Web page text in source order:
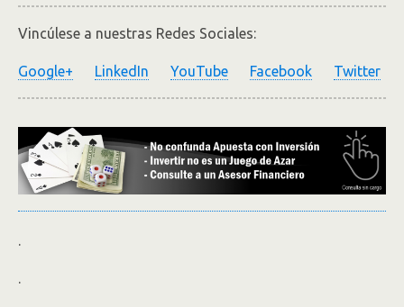
Vincúlese a nuestras Redes Sociales:
Google+ LinkedIn YouTube Facebook Twitter
.
.